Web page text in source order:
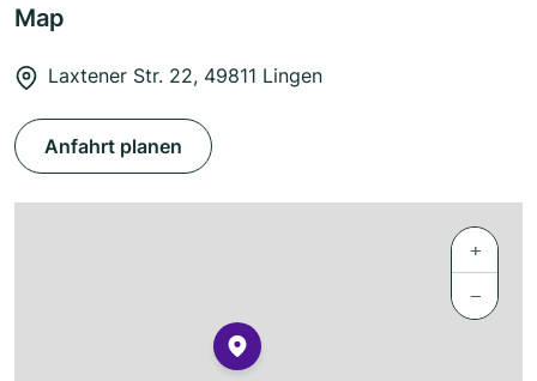
Map
Laxtener Str. 22, 49811 Lingen
Anfahrt planen
+
−